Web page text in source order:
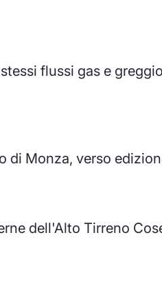
flussi gas e
di Monza, verso
dell'Alto Tirreno